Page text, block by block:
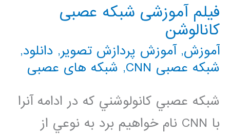
فیلم آموزشی شبکه عصبی
کانالوشن
آموزش,آموزش پردازش تصویر, دانلود,
شبکه عصبی CNN
, شبکه های عصبی
شبکه عصبي کانولوشني که در ادامه آنرا
با CNN نام خواهيم برد به نوعي از